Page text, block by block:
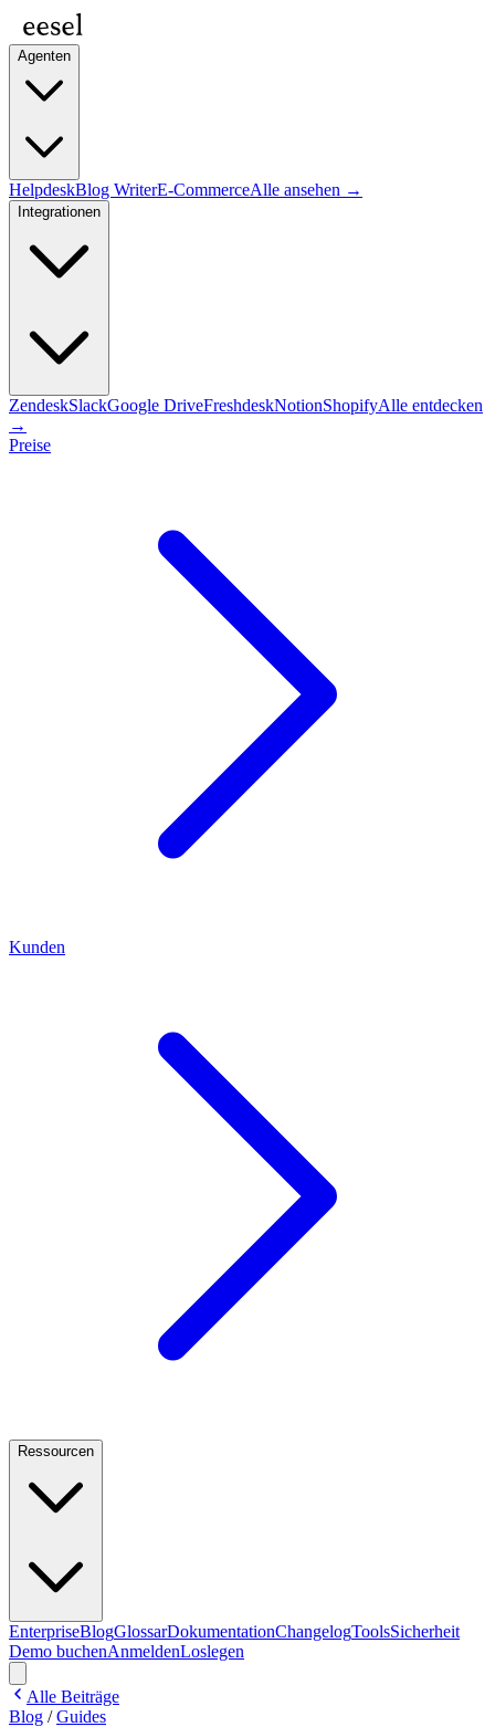
Agenten
HelpdeskBlog WriterE-CommerceAlle ansehen →
Integrationen
ZendeskSlackGoogle DriveFreshdeskNotionShopifyAlle entdecken
→
Preise
Kunden
Ressourcen
EnterpriseBlogGlossarDokumentationChangelogToolsSicherheit
Demo buchenAnmeldenLoslegen
Alle Beiträge
Blog /Guides